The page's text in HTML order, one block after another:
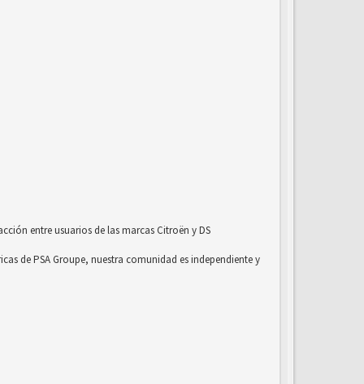
entre usuarios de las marcas Citroën y DS
de PSA Groupe, nuestra comunidad es independiente y